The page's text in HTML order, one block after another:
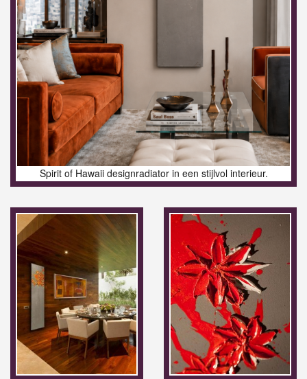
Spirit of Hawaii designradiator in een stijlvol interieur.